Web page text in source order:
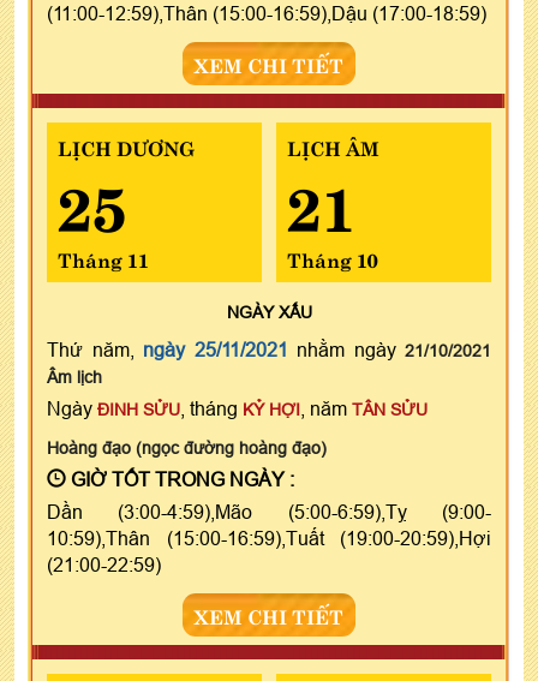
(11:00-12:59),Thân (15:00-16:59),Dậu (17:00-18:59)
XEM CHI TIẾT
LỊCH DƯƠNG
25
Tháng 11
LỊCH ÂM
21
Tháng 10
NGÀYXẤU
Thứ năm, ngày 25/11/2021 nhằm ngày 21/10/2021
Âm lịch
Ngày ĐINH SỬU , tháng KỶ HỢI , năm TÂN SỬU
Hoàng đạo (ngọc đường hoàng đạo)
GIỜ TỐT TRONG NGÀY :
Dần (3:00-4:59),Mão (5:00-6:59),Tỵ (9:00-
10:59),Thân (15:00-16:59),Tuất (19:00-20:59),Hợi
(21:00-22:59)
XEM CHI TIẾT